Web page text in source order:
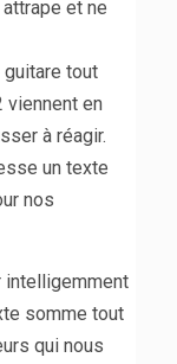
et ne
tout
viennent en
à réagir.
un texte
nos
intelligemment
somme tout
qui nous